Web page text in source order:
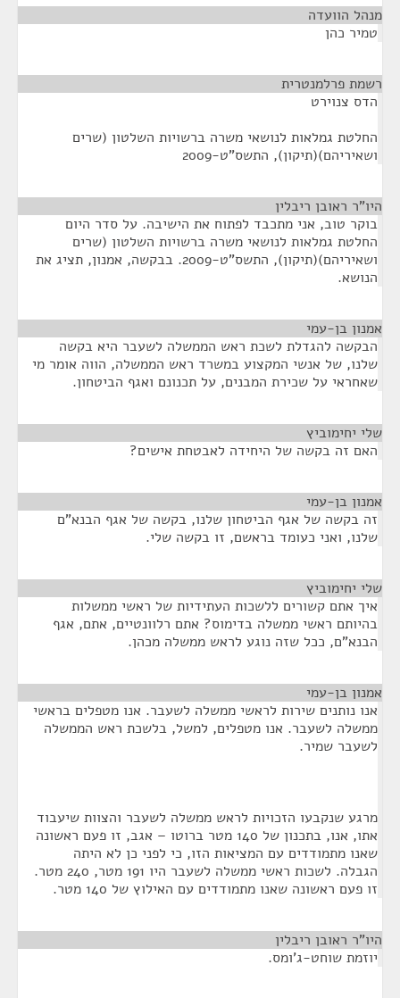
מנהל הוועדה
טמיר כהן
רשמת פרלמנטרית
הדס צנוירט
החלטת גמלאות לנושאי משרה ברשויות השלטון (שרים
ושאיריהם)(תיקון), התשס"ט-2009
היו"ר ראובן ריבלין
בוקר טוב, אני מתכבד לפתוח את הישיבה. על סדר היום
החלטת גמלאות לנושאי משרה ברשויות השלטון (שרים
ושאיריהם)(תיקון), התשס"ט-2009. בבקשה, אמנון, תציג את
הנושא.
אמנון בן-עמי
הבקשה להגדלת לשכת ראש הממשלה לשעבר היא בקשה
שלנו, של אנשי המקצוע במשרד ראש הממשלה, הווה אומר מי
שאחראי על שכירת המבנים, על תכנונם ואגף הביטחון.
שלי יחימוביץ
האם זה בקשה של היחידה לאבטחת אישים?
אמנון בן-עמי
זה בקשה של אגף הביטחון שלנו, בקשה של אגף הבנא"ם
שלנו, ואני כעומד בראשם, זו בקשה שלי.
שלי יחימוביץ
איך אתם קשורים ללשכות העתידיות של ראשי ממשלות
בהיותם ראשי ממשלה בדימוס? אתם רלוונטיים, אתם, אגף
הבנא"ם, ככל שזה נוגע לראש ממשלה מכהן.
אמנון בן-עמי
אנו נותנים שירות לראשי ממשלה לשעבר. אנו מטפלים בראשי
ממשלה לשעבר. אנו מטפלים, למשל, בלשכת ראש הממשלה
לשעבר שמיר.
מרגע שנקבעו הזכויות לראש ממשלה לשעבר והצוות שיעבוד
אתו, אנו, בתכנון של 140 מטר ברוטו – אגב, זו פעם ראשונה
שאנו מתמודדים עם המציאות הזו, כי לפני כן לא היתה
הגבלה. לשכות ראשי ממשלה לשעבר היו 191 מטר, 240 מטר.
זו פעם ראשונה שאנו מתמודדים עם האילוץ של 140 מטר.
היו"ר ראובן ריבלין
יוזמת שוחט-ג'ומס.